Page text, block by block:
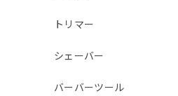
トリマー
シェーバー
バーバーツール